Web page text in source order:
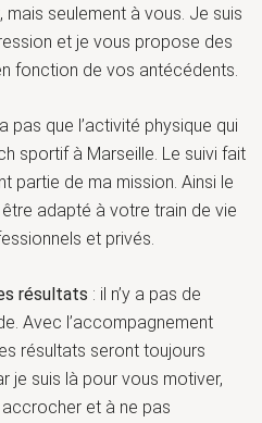
mais seulement à vous. Je suis
et je vous propose des
fonction de vos antécédents.
a pas que l’activité physique qui
sportif à Marseille. Le suivi fait
partie de ma mission. Ainsi le
adapté à votre train de vie
et privés.
résultats : il n’y a pas de
Avec l’accompagnement
résultats seront toujours
je suis là pour vous motiver,
et à ne pas